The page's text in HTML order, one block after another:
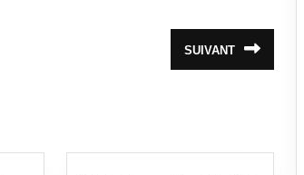
SUIVANT
suivant